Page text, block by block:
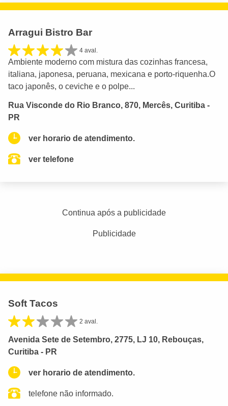
Arragui Bistro Bar
4 aval.
Ambiente moderno com mistura das cozinhas francesa,
italiana, japonesa, peruana, mexicana e porto-riquenha.O
taco japonês, o ceviche e o polpe...
Rua Visconde do Rio Branco, 870, Mercês, Curitiba -
PR
ver horario de atendimento.
ver telefone
Continua após a publicidade
Publicidade
Soft Tacos
2 aval.
Avenida Sete de Setembro, 2775, LJ 10, Rebouças,
Curitiba - PR
ver horario de atendimento.
telefone não informado.